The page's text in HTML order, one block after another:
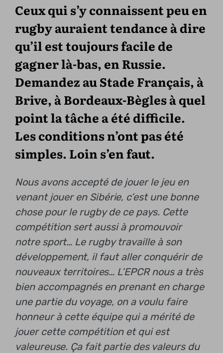
Ceux qui s’y connaissent peu en
rugby auraient tendance à dire
qu’il est toujours facile de
gagner là-bas, en Russie.
Demandez au Stade Français, à
Brive, à Bordeaux-Bègles à quel
point la tâche a été difficile.
Les conditions n’ont pas été
simples. Loin s’en faut.
Nous avons accepté de jouer le jeu en
venant jouer en Sibérie, c’est une bonne
chose pour le rugby de ce pays. Cette
compétition sert aussi à promouvoir
notre sport… Le rugby travaille à son
développement, il faut aller conquérir de
nouveaux territoires… L’EPCR nous a très
bien accompagnés en prenant en charge
une partie du voyage, on a voulu faire
honneur à cette équipe qui a mérité de
jouer cette compétition et qui est
valeureuse. Ça fait partie des valeurs du